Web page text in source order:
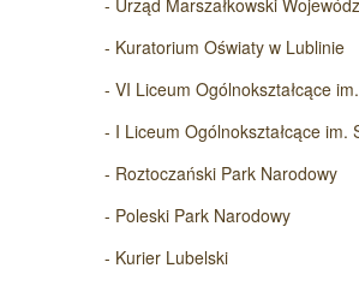
- Urząd Marszałkowski
- Kuratorium Oświaty w Lublinie
- VI Liceum Ogólnokształcące
- I Liceum Ogólnokształcące im.
- Roztoczański Park Narodowy
- Poleski Park Narodowy
- Kurier Lubelski